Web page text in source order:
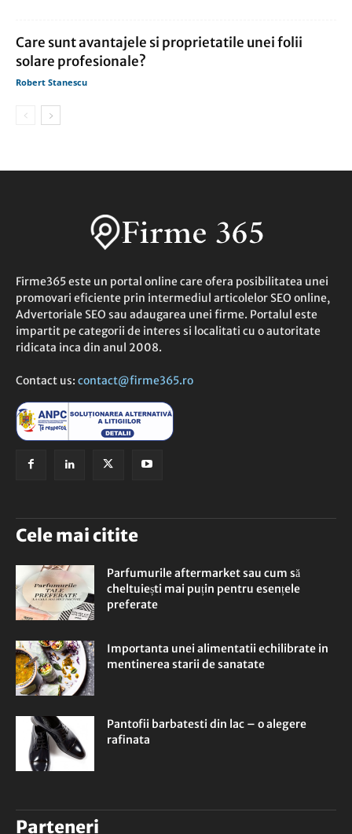
Care sunt avantajele si proprietatile unei folii
solare profesionale?
Robert Stanescu
Firme365 este un portal online care ofera posibilitatea unei
promovari eficiente prin intermediul articolelor SEO online,
Advertoriale SEO sau adaugarea unei firme. Portalul este
impartit pe categorii de interes si localitati cu o autoritate
ridicata inca din anul 2008.
Contact us: contact@firme365.ro
Cele mai citite
Parfumurile aftermarket sau cum să
cheltuiești mai puțin pentru esențele
preferate
Importanta unei alimentatii echilibrate in
mentinerea starii de sanatate
Pantofii barbatesti din lac – o alegere
rafinata
Parteneri